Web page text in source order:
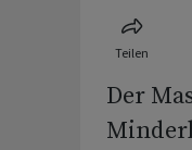
Teilen
Der